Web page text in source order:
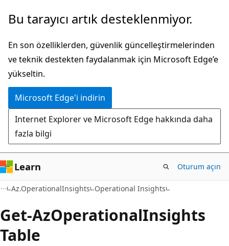
Ana
atla
Sayfa
gezintiye
atla
Bu tarayıcı artık desteklenmiyor.
En son özelliklerden, güvenlik güncelleştirmelerinden
ve teknik destekten faydalanmak için Microsoft Edge’e
yükseltin.
Microsoft Edge'i indirin
Internet Explorer ve Microsoft Edge hakkında daha
fazla bilgi
Learn Oturum açın
Az.OperationalInsights Operational Insights
Get-AzOperationalInsights
Table